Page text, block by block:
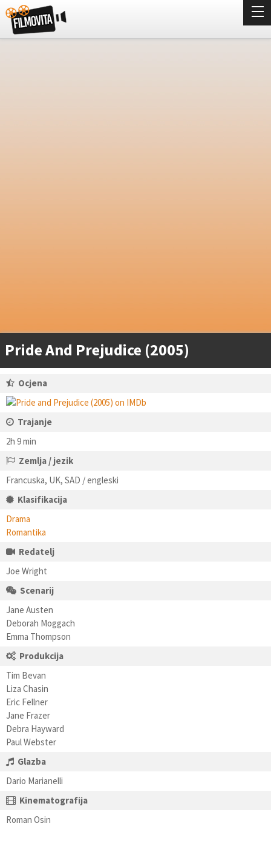
Pride And Prejudice (2005)
Ocjena
Trajanje
2h 9 min
Zemlja / jezik
Francuska, UK, SAD / engleski
Klasifikacija
Drama
Romantika
Redatelj
Joe Wright
Scenarij
Jane Austen
Deborah Moggach
Emma Thompson
Produkcija
Tim Bevan
Liza Chasin
Eric Fellner
Jane Frazer
Debra Hayward
Paul Webster
Glazba
Dario Marianelli
Kinematografija
Roman Osin